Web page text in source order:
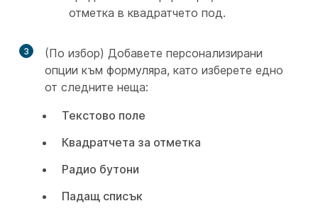
отметка в квадратчето под.
3
(По избор) Добавете персонализирани
опции към формуляра, като изберете едно
от следните неща:
Текстово поле
Квадратчета за отметка
Радио бутони
Падащ списък